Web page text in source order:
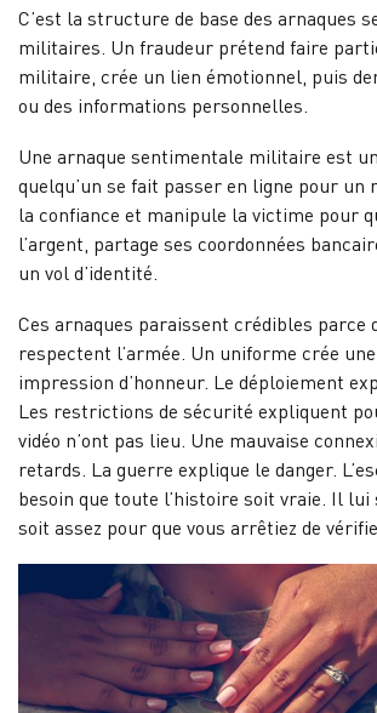
C’est la structure de base des arnaques
militaires. Un fraudeur prétend faire
militaire, crée un lien émotionnel, puis
ou des informations personnelles.
Une arnaque sentimentale militaire est
quelqu’un se fait passer en ligne pour un
la confiance et manipule la victime pour
l’argent, partage ses coordonnées
un vol d’identité.
Ces arnaques paraissent crédibles parce
respectent l’armée. Un uniforme crée
impression d’honneur. Le déploiement
Les restrictions de sécurité expliquent
vidéo n’ont pas lieu. Une mauvaise
retards. La guerre explique le danger.
besoin que toute l’histoire soit vraie. Il lui
soit assez pour que vous arrêtiez de